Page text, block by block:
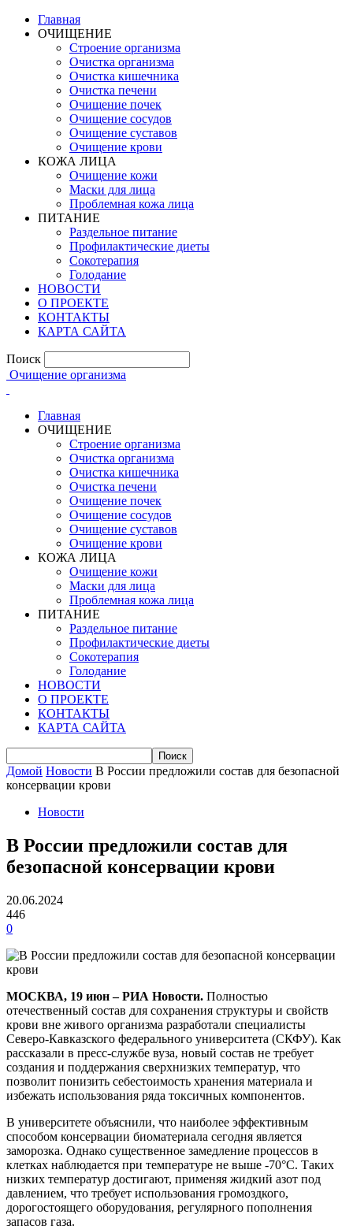
Главная
ОЧИЩЕНИЕ
Строение организма
Очистка организма
Очистка кишечника
Очистка печени
Очищение почек
Очищение сосудов
Очищение суставов
Очищение крови
КОЖА ЛИЦА
Очищение кожи
Маски для лица
Проблемная кожа лица
ПИТАНИЕ
Раздельное питание
Профилактические диеты
Сокотерапия
Голодание
НОВОСТИ
О ПРОЕКТЕ
КОНТАКТЫ
КАРТА САЙТА
Поиск
Очищение организма
Главная
ОЧИЩЕНИЕ
Строение организма
Очистка организма
Очистка кишечника
Очистка печени
Очищение почек
Очищение сосудов
Очищение суставов
Очищение крови
КОЖА ЛИЦА
Очищение кожи
Маски для лица
Проблемная кожа лица
ПИТАНИЕ
Раздельное питание
Профилактические диеты
Сокотерапия
Голодание
НОВОСТИ
О ПРОЕКТЕ
КОНТАКТЫ
КАРТА САЙТА
Домой Новости В России предложили состав для безопасной
консервации крови
Новости
В России предложили состав для
безопасной консервации крови
20.06.2024
446
0
МОСКВА, 19 июн – РИА Новости. Полностью
отечественный состав для сохранения структуры и свойств
крови вне живого организма разработали специалисты
Северо-Кавказского федерального университета (СКФУ). Как
рассказали в пресс-службе вуза, новый состав не требует
создания и поддержания сверхнизких температур, что
позволит понизить себестоимость хранения материала и
избежать использования ряда токсичных компонентов.
В университете объяснили, что наиболее эффективным
способом консервации биоматериала сегодня является
заморозка. Однако существенное замедление процессов в
клетках наблюдается при температуре не выше -70°С. Таких
низких температур достигают, применяя жидкий азот под
давлением, что требует использования громоздкого,
дорогостоящего оборудования, регулярного пополнения
запасов газа.